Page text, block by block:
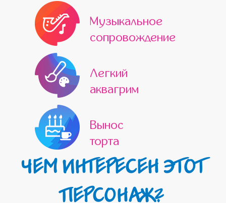
Музыкальное
сопровождение
Легкий
аквагрим
Вынос
торта
ЧЕМ ИНТЕРЕСЕН ЭТОТ
ПЕРСОНАЖ?